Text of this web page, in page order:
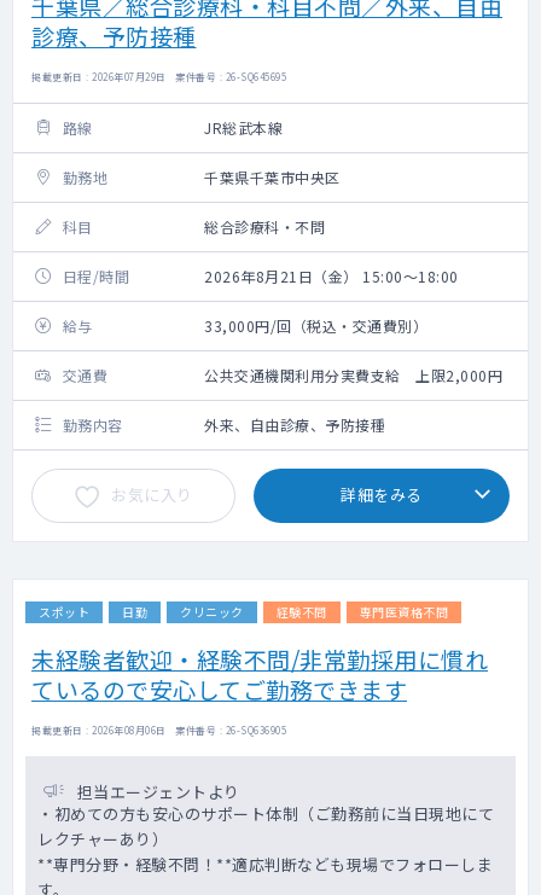
診療、予防接種
掲載更新日 : 2026年07月29日 案件番号 : 26-SQ645695
路線 JR総武本線
勤務地 千葉県千葉市中央区
科目 総合診療科・不問
日程/時間 2026年8月21日（金） 15:00～18:00
給与 33,000円/回（税込・交通費別）
交通費 公共交通機関利用分実費支給 上限2,000円
勤務内容 外来、自由診療、予防接種
お気に入り 詳細をみる
スポット 日勤 クリニック 経験不問 専門医資格不問
未経験者歓迎・経験不問/非常勤採用に慣れ
ているので安心してご勤務できます
掲載更新日 : 2026年08月06日 案件番号 : 26-SQ636905
担当エージェントより
・初めての方も安心のサポート体制（ご勤務前に当日現地にて
レクチャーあり）
**専門分野・経験不問！**適応判断なども現場でフォローしま
す。